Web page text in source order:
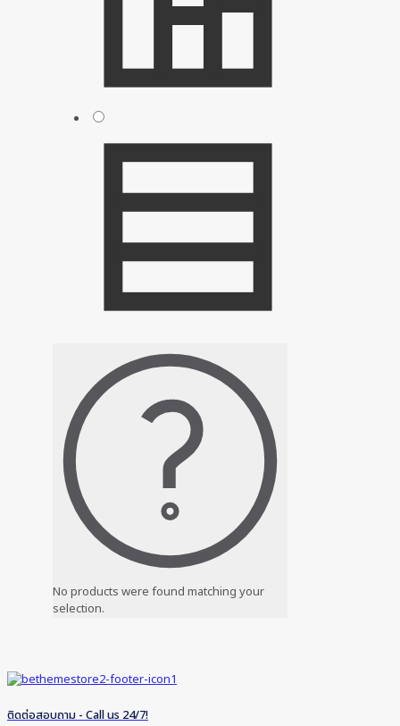
No products were found matching your
selection.
ติดต่อสอบถาม - Call us 24/7!